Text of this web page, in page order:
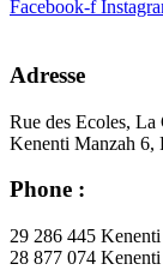
Facebook-f
Adresse
Rue des Ecoles, La
Kenenti Manzah 6,
Phone :
29 286 445
28 877 074